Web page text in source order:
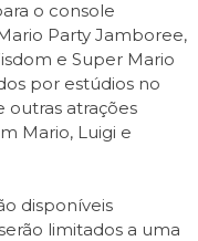
o console
Party Jamboree,
e Super Mario
por estúdios no
outras atrações
Mario, Luigi e
disponíveis
limitados a uma